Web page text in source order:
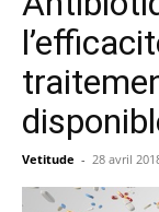
Vetitude - 28 avril